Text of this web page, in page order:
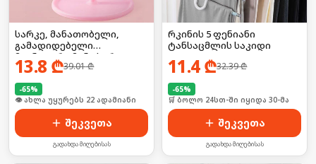
სარკე, მანათობელი,
გამადიდებელი
მაგნიტური მინი სარკით,
ელექტრო
13.8 ₾39.01₾
-65%
🛒 ბოლო 24სთ-ში იყიდა 28-მა
შეკვეთა
გადახდა მიღებისას
რკინის 5 ფენიანი
ტანსაცმლის საკიდი
11.4₾32.39₾
-65%
🛒 ბოლო 24სთ-ში იყიდა 30-მა
შეკვეთა
გადახდა მიღებისას